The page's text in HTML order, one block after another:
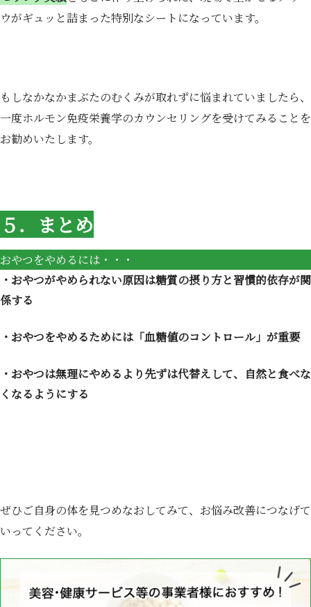
ウがギュッと詰まった特別なシートになっています。
もしなかなかまぶたのむくみが取れずに悩まれていましたら、
一度ホルモン免疫栄養学のカウンセリングを受けてみることを
お勧めいたします。
５．まとめ
おやつをやめるには・・・
・おやつがやめられない原因は糖質の摂り方と習慣的依存が関
係する
・おやつをやめるためには「血糖値のコントロール」が重要
・おやつは無理にやめるより先ずは代替えして、自然と食べな
くなるようにする
ぜひご自身の体を見つめなおしてみて、お悩み改善につなげて
いってください。